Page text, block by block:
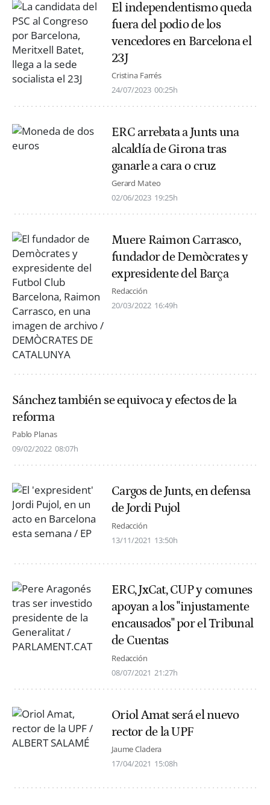
El independentismo queda
fuera del podio de los
vencedores en Barcelona el
23J
Cristina Farrés
24/07/2023 00:25h
ERC arrebata a Junts una
alcaldía de Girona tras
ganarle a cara o cruz
Gerard Mateo
02/06/2023 19:25h
Muere Raimon Carrasco,
fundador de Demòcrates y
expresidente del Barça
Redacción
20/03/2022 16:49h
Sánchez también se equivoca y efectos de la
reforma
Pablo Planas
09/02/2022 08:07h
Cargos de Junts, en defensa
de Jordi Pujol
Redacción
13/11/2021 13:50h
ERC, JxCat, CUP y comunes
apoyan a los "injustamente
encausados" por el Tribunal
de Cuentas
Redacción
08/07/2021 21:27h
Oriol Amat será el nuevo
rector de la UPF
Jaume Cladera
17/04/2021 15:08h